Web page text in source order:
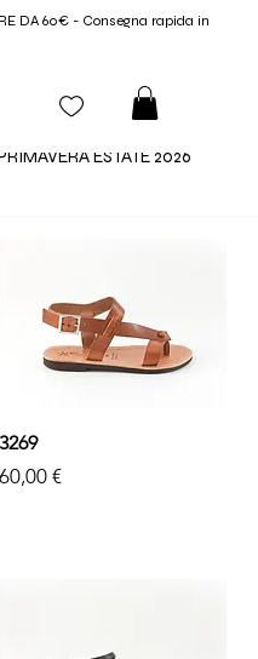
DA 60€ - Consegna rapida in
ESTATE 2026
3269
Prezzo
60,00 €